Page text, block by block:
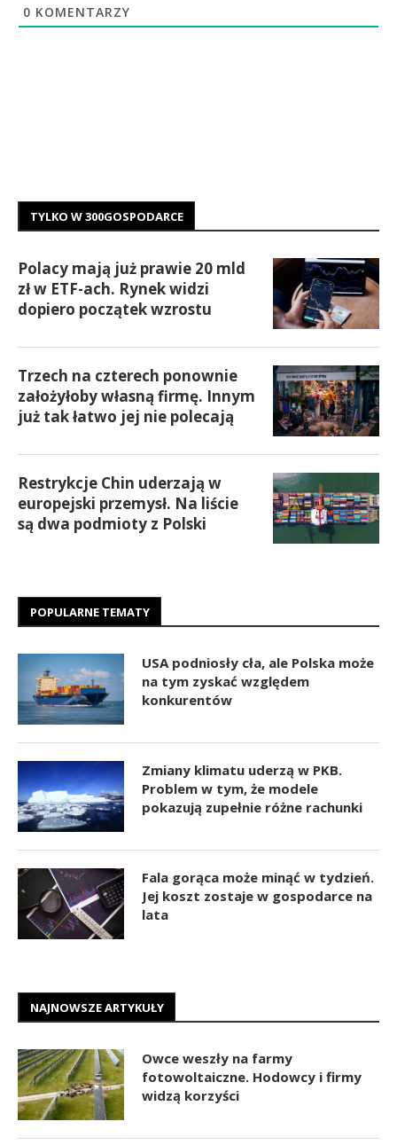
0 KOMENTARZY
TYLKO W 300GOSPODARCE
Polacy mają już prawie 20 mld
zł w ETF-ach. Rynek widzi
dopiero początek wzrostu
Trzech na czterech ponownie
założyłoby własną firmę. Innym
już tak łatwo jej nie polecają
Restrykcje Chin uderzają w
europejski przemysł. Na liście
są dwa podmioty z Polski
POPULARNE TEMATY
USA podniosły cła, ale Polska może
na tym zyskać względem
konkurentów
Zmiany klimatu uderzą w PKB.
Problem w tym, że modele
pokazują zupełnie różne rachunki
Fala gorąca może minąć w tydzień.
Jej koszt zostaje w gospodarce na
lata
NAJNOWSZE ARTYKUŁY
Owce weszły na farmy
fotowoltaiczne. Hodowcy i firmy
widzą korzyści